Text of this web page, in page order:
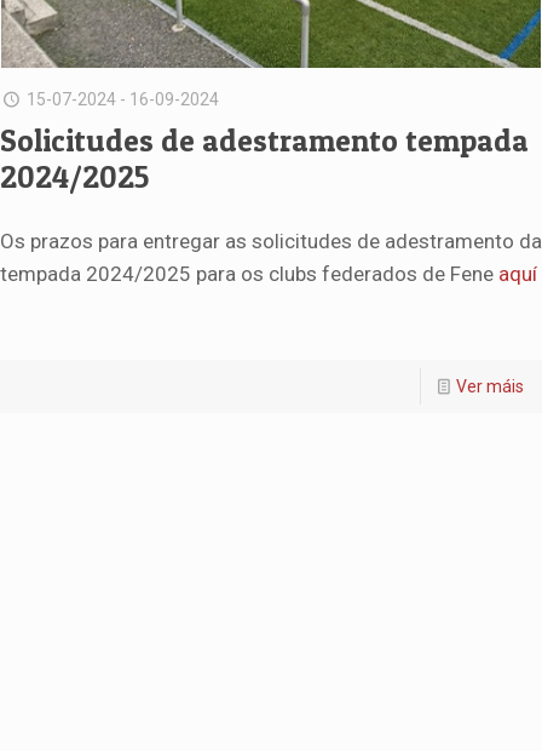
15-07-2024 - 16-09-2024
Solicitudes de adestramento tempada
2024/2025
Os prazos para entregar as solicitudes de adestramento da
tempada 2024/2025 para os clubs federados de Fene aquí
Ver máis